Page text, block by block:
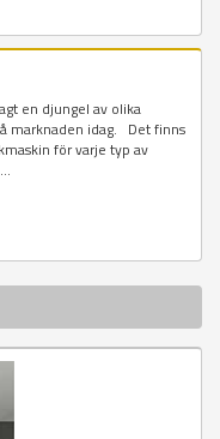
en djungel av olika
marknaden idag. Det finns
för varje typ av